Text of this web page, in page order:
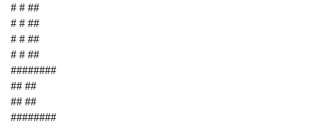
# # ##
# # ##
# # ##
# # ##
########
## ##
## ##
########